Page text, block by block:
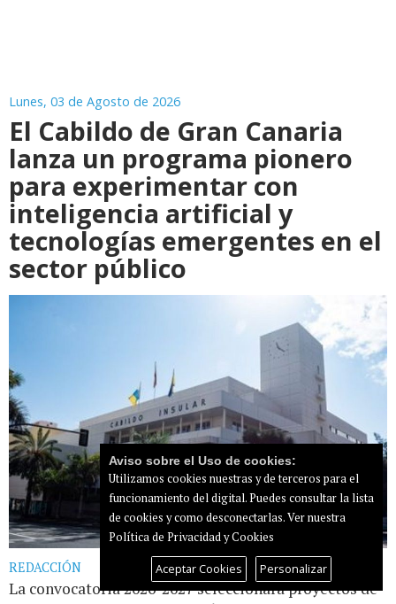
Lunes, 03 de Agosto de 2026
El Cabildo de Gran Canaria
lanza un programa pionero
para experimentar con
inteligencia artificial y
tecnologías emergentes en el
sector público
REDACCIÓN
La convocatoria 2026-2027 seleccionará proyectos de
Aviso sobre el Uso de cookies:
Utilizamos cookies nuestras y de terceros para el
funcionamiento del digital. Puedes consultar la lista
de cookies y como desconectarlas.Ver nuestra
Política de Privacidad y Cookies
Aceptar Cookies Personalizar